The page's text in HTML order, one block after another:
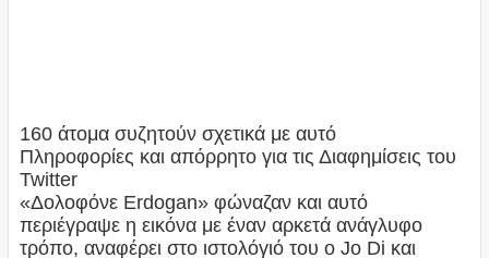
160 άτομα συζητούν σχετικά με αυτό
Πληροφορίες και απόρρητο για τις Διαφημίσεις του
Twitter
«Δολοφόνε Erdogan» φώναζαν και αυτό
περιέγραψε η εικόνα με έναν αρκετά ανάγλυφο
τρόπο, αναφέρει στο ιστολόγιό του ο Jo Di και